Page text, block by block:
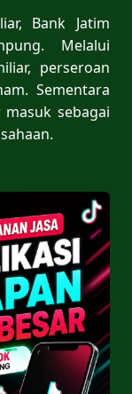
Bank Jatim
Melalui
perseroan
Sementara
sebagai